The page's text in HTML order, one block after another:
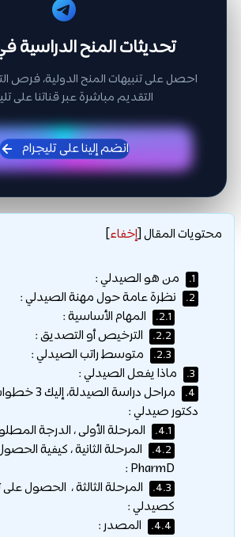
تحديثات المنح الدراسية
احصل على تنبيهات المنح الدولية، فرص
التقديم مباشرة عبر قناتنا على
انضم إلينا على تليجرام
محتويات المقال[إخفاء]
1. من هو الصيدلي :
2. نظرة عامة حول مهنة الصيدلي :
2.1. المهام الأساسية :
2.2. الترخيص أو التصديق :
2.3. متوسط راتب الصيدلي :
3. ماذا يفعل الصيدلي :
4.
مراحل دراسة
دكتور صيدلي :
4.1. المرحلة الأولى ، الدرجة
4.2.
المرحلة الثانية ، كيفية
PharmD :
4.3.
المرحلة الثالثة ، الحصول
كصيدلي :
4.4. المصدر :